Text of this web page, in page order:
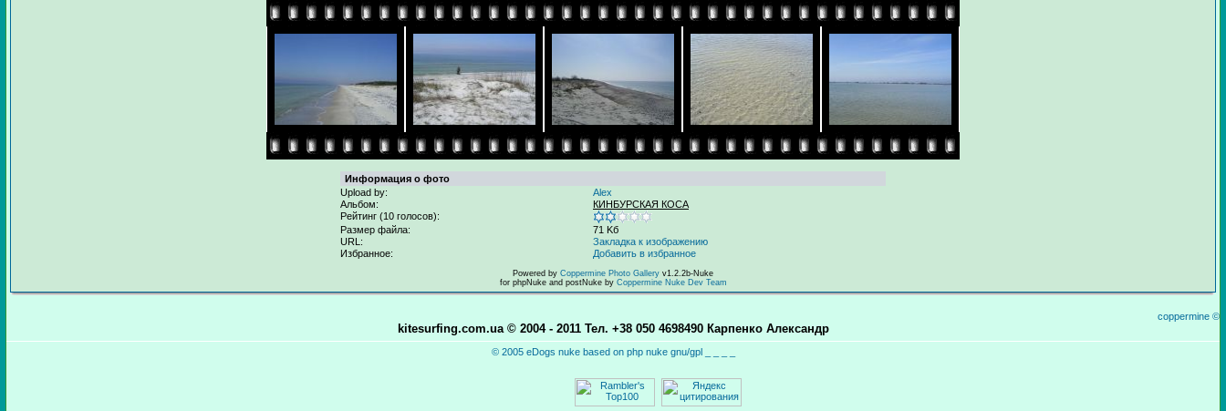
Информация о фото
Upload by:
Alex
Альбом:
КИНБУРСКАЯ КОСА
Рейтинг (10 голосов):
Размер файла:
71 Kб
URL:
Закладка к изображению
Избранное:
Добавить в избранное
Powered by Coppermine Photo Gallery v1.2.2b-Nuke
for phpNuke and postNuke by Coppermine Nuke Dev Team
coppermine ©
kitesurfing.com.ua © 2004 - 2011 Тел. +38 050 4698490 Карпенко Александр
© 2005 eDogs nuke based on php nuke gnu/gpl _ _ _ _